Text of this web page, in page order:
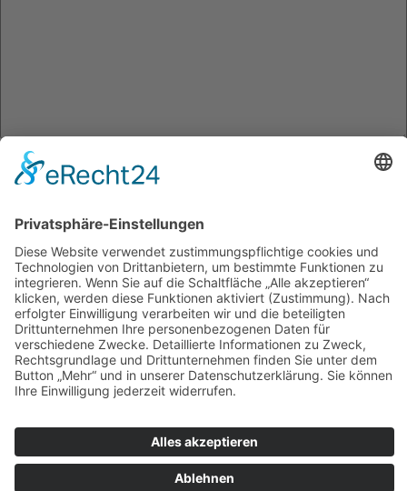
Name*
E-Mail-Adresse
Website